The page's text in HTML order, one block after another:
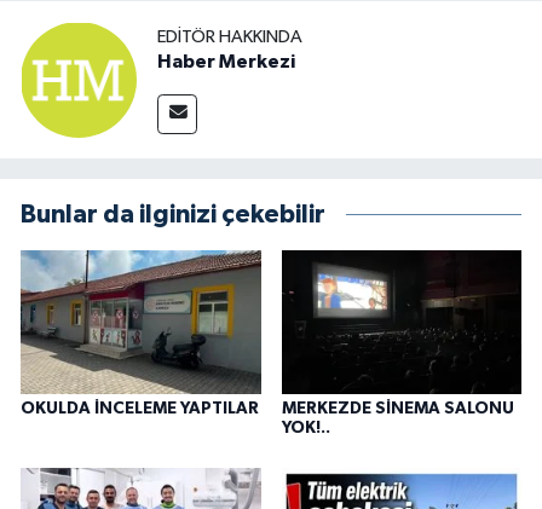
EDITÖR HAKKINDA
Haber Merkezi
Bunlar da ilginizi çekebilir
OKULDA İNCELEME YAPTILAR
MERKEZDE SİNEMA SALONU
YOK!..